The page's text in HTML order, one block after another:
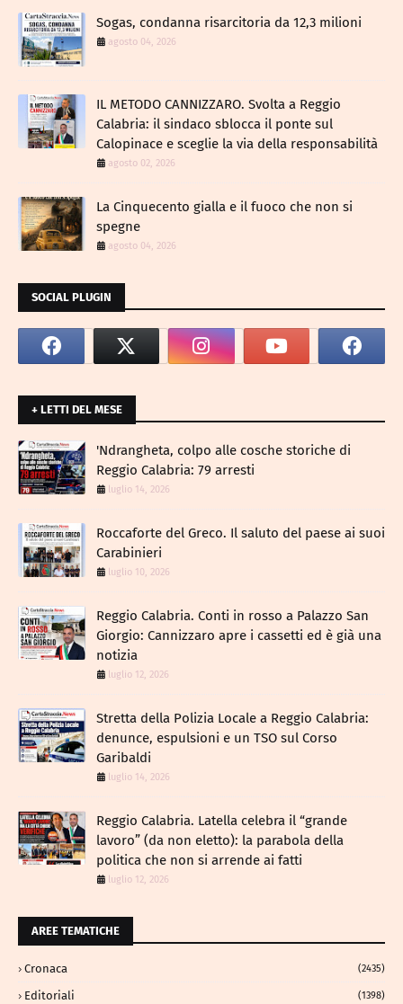
Sogas, condanna risarcitoria da 12,3 milioni
agosto 04, 2026
IL METODO CANNIZZARO​. Svolta a Reggio
Calabria: il sindaco sblocca il ponte sul
Calopinace e sceglie la via della responsabilità
agosto 02, 2026
La Cinquecento gialla e il fuoco che non si
spegne
agosto 04, 2026
SOCIAL PLUGIN
+ LETTI DEL MESE
​'Ndrangheta, colpo alle cosche storiche di
Reggio Calabria: 79 arresti
luglio 14, 2026
Roccaforte del Greco. Il saluto del paese ai suoi
Carabinieri
luglio 10, 2026
Reggio Calabria. Conti in rosso a Palazzo San
Giorgio: Cannizzaro apre i cassetti ed è già una
notizia
luglio 12, 2026
​Stretta della Polizia Locale a Reggio Calabria:
denunce, espulsioni e un TSO sul Corso
Garibaldi
luglio 14, 2026
Reggio Calabria. Latella celebra il “grande
lavoro” (da non eletto): la parabola della
politica che non si arrende ai fatti
luglio 12, 2026
AREE TEMATICHE
Cronaca (2435)
Editoriali (1398)